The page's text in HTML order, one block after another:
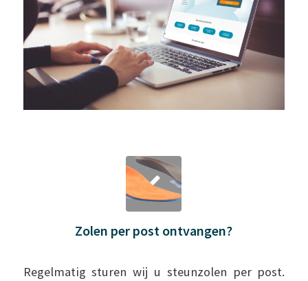
Zolen per post ontvangen?
Regelmatig sturen wij u steunzolen per post.